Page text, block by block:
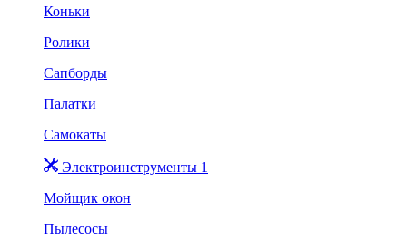
Коньки
Ролики
Сапборды
Палатки
Самокаты
Электроинструменты 1
Мойщик окон
Пылесосы